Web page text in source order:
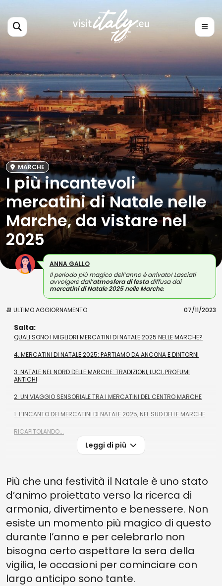
MARCHE
I più incantevoli
mercatini di Natale nelle
Marche, da vistare nel
2025
ANNA GALLO
Il periodo più magico dell’anno è arrivato! Lasciati
avvolgere dall’atmosfera di festadiffusa dai
mercatini di Natale 2025 nelle Marche.
📆 ULTIMO AGGIORNAMENTO 07/11/2023
Salta:
QUALI SONO I MIGLIORI MERCATINI DI NATALE 2025 NELLE MARCHE?
4. MERCATINI DI NATALE 2025: PARTIAMO DA ANCONA E DINTORNI
3. NATALE NEL NORD DELLE MARCHE: TRADIZIONI, LUCI, PROFUMI
ANTICHI
2. UN VIAGGIO SENSORIALE TRA I MERCATINI DEL CENTRO MARCHE
1. L’INCANTO DEI MERCATINI DI NATALE 2025, NEL SUD DELLE MARCHE
RICAPITOLANDO...
Leggi di più
Più che una festività il Natale è uno stato
d’animo proiettato verso la ricerca di
armonia, divertimento e benessere. Non
esiste un momento più magico di questo
durante l’anno e per celebrarlo non
bisogna certo aspettare la sera della
vigilia, le occasioni per cominciare con
largo anticipo sono tante.